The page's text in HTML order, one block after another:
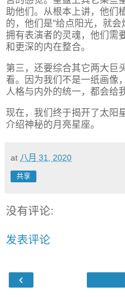
助他们。从根本上讲，他们
的，他们是“给点阳光，就
拥有表演者的灵魂，他们需
和更深的内在整合。
第三，还要综合其它两大
看。因为我们不是一纸画像
人格与内外的统一，都会给
现在，我们终于揭开了太阳
介绍神秘的月亮星座。
at 八月 31, 2020
共享
没有评论:
发表评论
‹